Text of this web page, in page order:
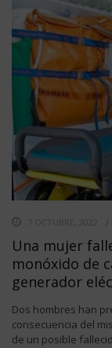
7 OCTUBRE, 2022
Una mujer
monóxido de
generador
Dos hombres han
consecuencia del
de un posible